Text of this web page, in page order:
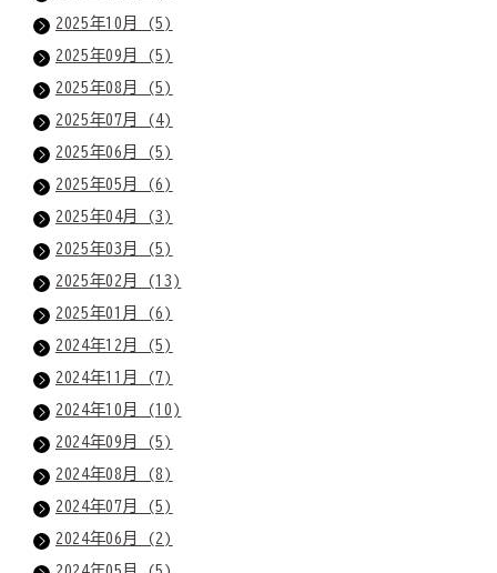
2025年10月 (5)
2025年09月 (5)
2025年08月 (5)
2025年07月 (4)
2025年06月 (5)
2025年05月 (6)
2025年04月 (3)
2025年03月 (5)
2025年02月 (13)
2025年01月 (6)
2024年12月 (5)
2024年11月 (7)
2024年10月 (10)
2024年09月 (5)
2024年08月 (8)
2024年07月 (5)
2024年06月 (2)